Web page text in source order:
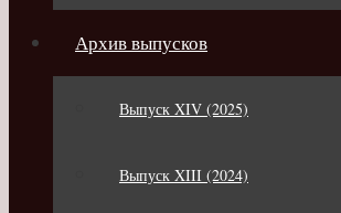
Архив выпусков
Выпуск XIV (2025)
Выпуск XIII (2024)